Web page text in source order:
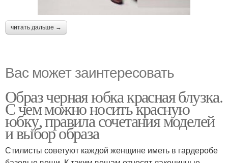
читать дальше →
Вас может заинтересовать
Образ черная юбка красная блузка.
С чем можно носить красную
юбку, правила сочетания моделей
и выбор образа
Стилисты советуют каждой женщине иметь в гардеробе